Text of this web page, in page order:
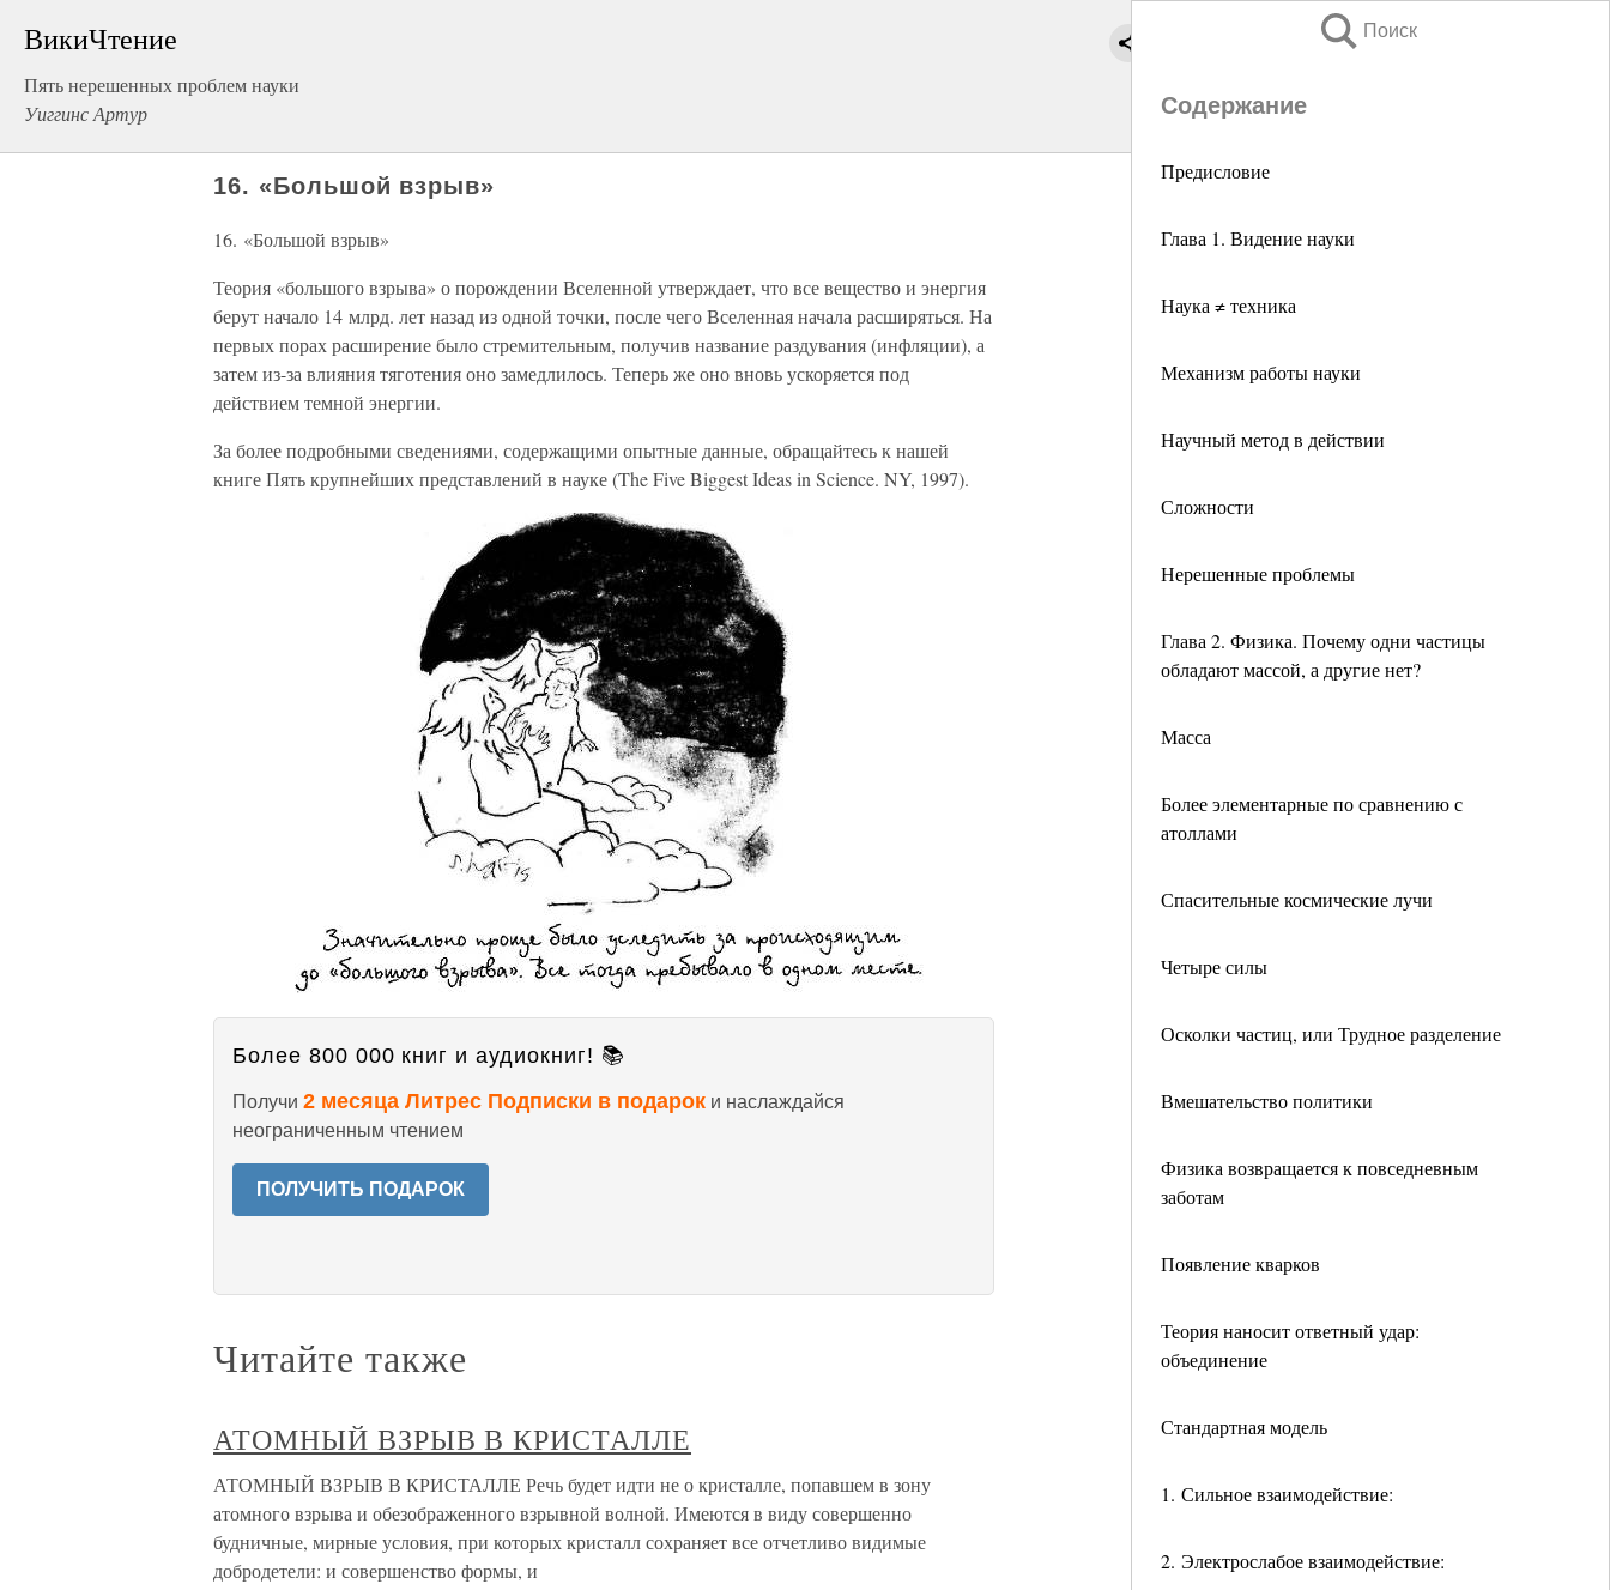
ВикиЧтение
Пять нерешенных проблем науки
Уиггинс Артур
Поиск
Содержание
Предисловие
Глава 1. Видение науки
Наука ≠ техника
Механизм работы науки
Научный метод в действии
Сложности
Нерешенные проблемы
Глава 2. Физика. Почему одни частицы
обладают массой, а другие нет?
Масса
Более элементарные по сравнению с
атоллами
Спасительные космические лучи
Четыре силы
Осколки частиц, или Трудное разделение
Вмешательство политики
Физика возвращается к повседневным
заботам
Появление кварков
Теория наносит ответный удар:
объединение
Стандартная модель
1. Сильное взаимодействие:
2. Электрослабое взаимодействие:
16. «Большой взрыв»
16. «Большой взрыв»
Теория «большого взрыва» о порождении Вселенной утверждает, что все вещество и энергия
берут начало 14 млрд. лет назад из одной точки, после чего Вселенная начала расширяться. На
первых порах расширение было стремительным, получив название раздувания (инфляции), а
затем из-за влияния тяготения оно замедлилось. Теперь же оно вновь ускоряется под
действием темной энергии.
За более подробными сведениями, содержащими опытные данные, обращайтесь к нашей
книге Пять крупнейших представлений в науке (The Five Biggest Ideas in Science. NY, 1997).
Более 800 000 книг и аудиокниг! 📚
Получи 2 месяца Литрес Подписки в подарок и наслаждайся
неограниченным чтением
ПОЛУЧИТЬ ПОДАРОК
Читайте также
АТОМНЫЙ ВЗРЫВ В КРИСТАЛЛЕ
АТОМНЫЙ ВЗРЫВ В КРИСТАЛЛЕ Речь будет идти не о кристалле, попавшем в зону
атомного взрыва и обезображенного взрывной волной. Имеются в виду совершенно
будничные, мирные условия, при которых кристалл сохраняет все отчетливо видимые
добродетели: и совершенство формы, и